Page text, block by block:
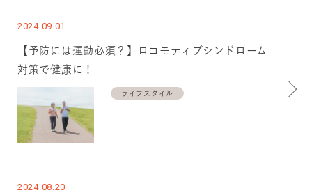
2024.09.01
【予防には運動必須？】ロコモティブシンドローム
対策で健康に！
ライフスタイル
2024.08.20